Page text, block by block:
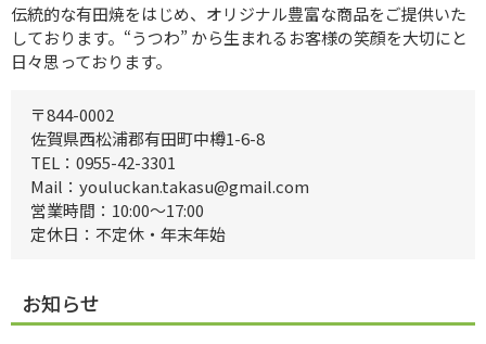
伝統的な有田焼をはじめ、オリジナル豊富な商品をご提供いた
しております。“うつわ” から生まれるお客様の笑顔を大切にと
日々思っております。
〒844-0002
佐賀県西松浦郡有田町中樽1-6-8
TEL：0955-42-3301
Mail：youluckan.takasu@gmail.com
営業時間：10:00～17:00
定休日：不定休・年末年始
お知らせ